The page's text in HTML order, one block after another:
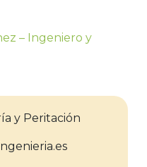
– Ingeniero y
y Peritación